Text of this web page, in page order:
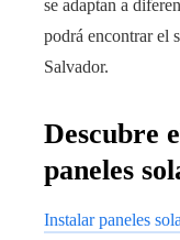
se adaptan a
podrá encontrar el
Salvador.
Descubre
paneles
Instalar paneles